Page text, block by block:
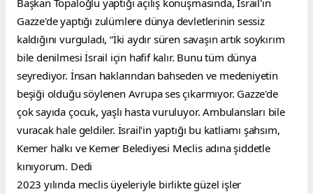
Gazze'de yaptığı zulümlere dünya devletlerinin sessiz
kaldığını vurguladı, “İki aydır süren savaşın artık soykırım
bile denilmesi İsrail için hafif kalır. Bunu tüm dünya
seyrediyor. İnsan haklarından bahseden ve medeniyetin
beşiği olduğu söylenen Avrupa ses çıkarmıyor. Gazze'de
çok sayıda çocuk, yaşlı hasta vuruluyor. Ambulansları bile
vuracak hale geldiler. İsrail'in yaptığı bu katliamı şahsım,
Kemer halkı ve Kemer Belediyesi Meclis adına şiddetle
kınıyorum. Dedi
2023 yılında meclis üyeleriyle birlikte güzel işler